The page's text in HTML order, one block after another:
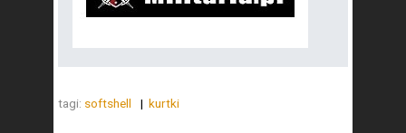
tagi: softshell kurtki